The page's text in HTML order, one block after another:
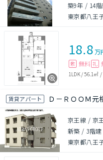
築9年 / 14
東京都八王
18.8万
敷 無料 礼
1LDK/56.1㎡ /
賃貸アパート Ｄ－ＲＯＯＭ元
京王線 / 京
新築 / 3階建
東京都八王